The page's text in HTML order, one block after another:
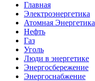
Главная
Электроэнергетика
Атомная Энергетика
Нефть
Газ
Уголь
Люди в энергетике
Энергосбережение
Энергоснабжение